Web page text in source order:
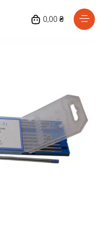
0,00 ₴